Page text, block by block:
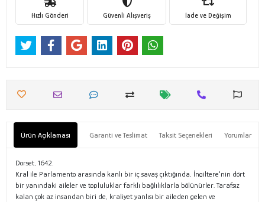
Hızlı Gönderi Güvenli Alışveriş İade ve Değişim
Ürün Açıklaması Garanti ve Teslimat Taksit Seçenekleri Yorumlar
Dorset, 1642.
Kral ile Parlamento arasında kanlı bir iç savaş çıktığında, İngiltere'nin dört
bir yanındaki aileler ve topluluklar farklı bağlılıklarla bölünürler. Tarafsız
kalan çok az insandan biri de, kraliyet yanlısı bir aileden gelen ve